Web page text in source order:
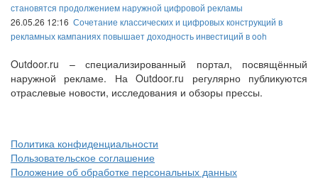
становятся продолжением наружной цифровой рекламы
26.05.26 12:16 Сочетание классических и цифровых конструкций в
рекламных кампаниях повышает доходность инвестиций в ooh
Outdoor.ru – специализированный портал, посвящённый
наружной рекламе. На Outdoor.ru регулярно публикуются
отраслевые новости, исследования и обзоры прессы.
Политика конфиденциальности
Пользовательское соглашение
Положение об обработке персональных данных